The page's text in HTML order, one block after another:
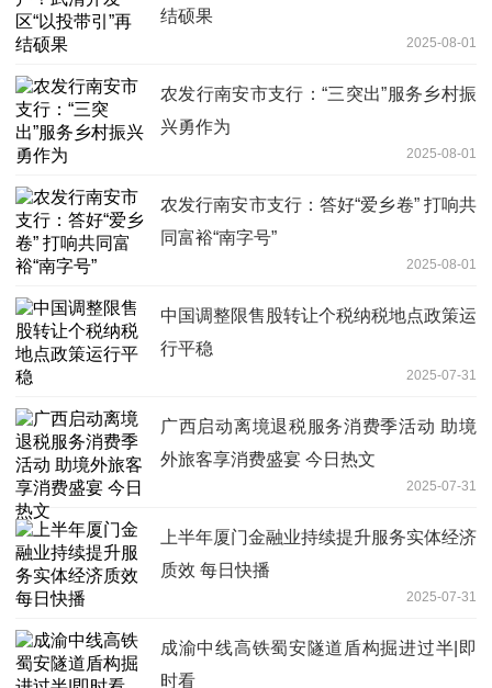
结硕果
2025-08-01
农发行南安市支行：“三突出”服务乡村振
兴勇作为
2025-08-01
农发行南安市支行：答好“爱乡卷” 打响共
同富裕“南字号”
2025-08-01
中国调整限售股转让个税纳税地点政策运
行平稳
2025-07-31
广西启动离境退税服务消费季活动 助境
外旅客享消费盛宴 今日热文
2025-07-31
上半年厦门金融业持续提升服务实体经济
质效 每日快播
2025-07-31
成渝中线高铁蜀安隧道盾构掘进过半|即
时看